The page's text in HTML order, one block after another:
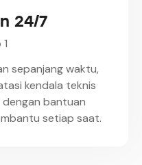
24/7
sepanjang waktu,
kendala teknis
dengan bantuan
setiap saat.